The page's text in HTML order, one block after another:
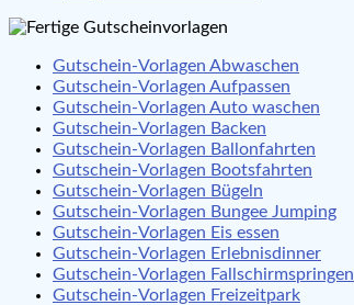
Gutschein-Vorlagen Abwaschen
Gutschein-Vorlagen Aufpassen
Gutschein-Vorlagen Auto waschen
Gutschein-Vorlagen Backen
Gutschein-Vorlagen Ballonfahrten
Gutschein-Vorlagen Bootsfahrten
Gutschein-Vorlagen Bügeln
Gutschein-Vorlagen Bungee Jumping
Gutschein-Vorlagen Eis essen
Gutschein-Vorlagen Erlebnisdinner
Gutschein-Vorlagen Fallschirmspringen
Gutschein-Vorlagen Freizeitpark